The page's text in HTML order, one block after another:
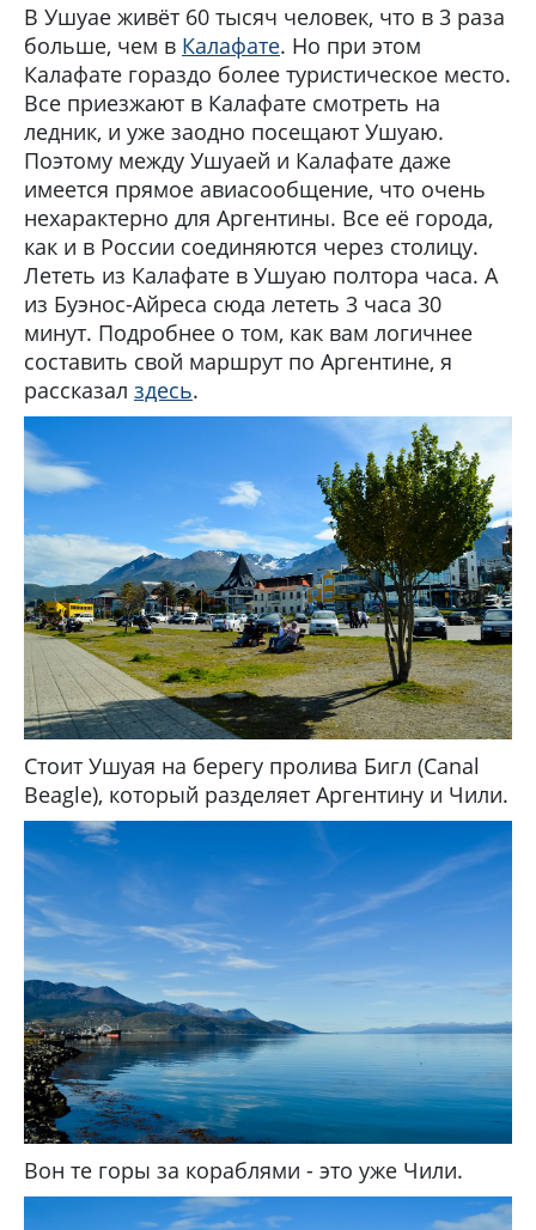
В Ушуае живёт 60 тысяч человек, что в 3 раза
больше, чем в Калафате. Но при этом
Калафате гораздо более туристическое место.
Все приезжают в Калафате смотреть на
ледник, и уже заодно посещают Ушуаю.
Поэтому между Ушуаей и Калафате даже
имеется прямое авиасообщение, что очень
нехарактерно для Аргентины. Все её города,
как и в России соединяются через столицу.
Лететь из Калафате в Ушуаю полтора часа. А
из Буэнос-Айреса сюда лететь 3 часа 30
минут. Подробнее о том, как вам логичнее
составить свой маршрут по Аргентине, я
рассказал здесь.
Стоит Ушуая на берегу пролива Бигл (Canal
Beagle), который разделяет Аргентину и Чили.
Вон те горы за кораблями - это уже Чили.